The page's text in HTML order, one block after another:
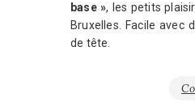
base », les petits
Bruxelles. Facile avec
de tête.